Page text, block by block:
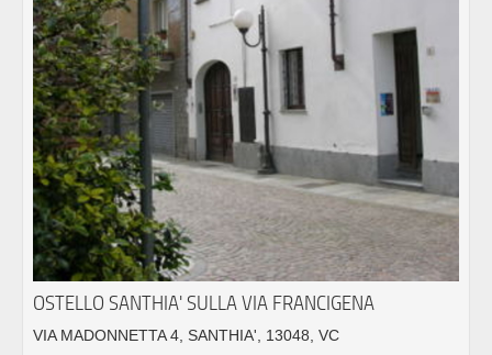
OSTELLO SANTHIA' SULLA VIA FRANCIGENA
VIA MADONNETTA 4, SANTHIA', 13048, VC